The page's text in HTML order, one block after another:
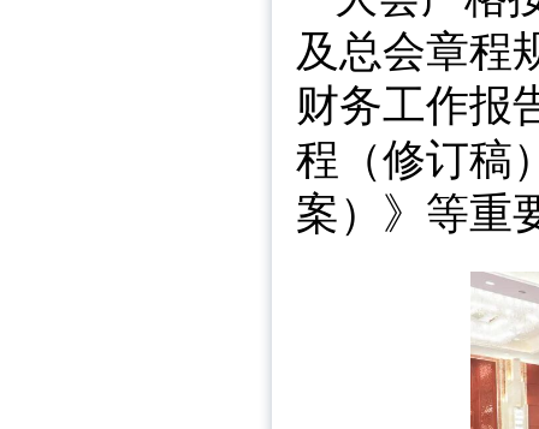
及总会章程
财务工作报
程（修订稿
案）》等重